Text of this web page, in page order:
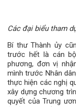
Các đại biểu tham
Bí thư Thành ủy
trước hết là cán
phương, đơn vị
mình trước Nhân
thực hiện các nghị
xây dựng chương
quyết của Trung